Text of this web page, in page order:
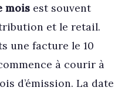
moisest souvent
et le retail.
une facture le 10
à courir à
d’émission. La date